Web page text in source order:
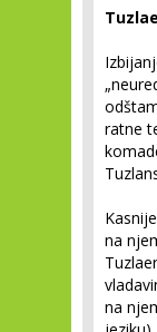
ratne
na
na